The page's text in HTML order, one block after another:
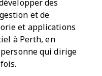
des
et de
et applications
à Perth, en
qui dirige